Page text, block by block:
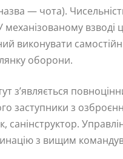
— чота).
механізованому
виконувати
оборони.
з’являється
заступники з
з вищим